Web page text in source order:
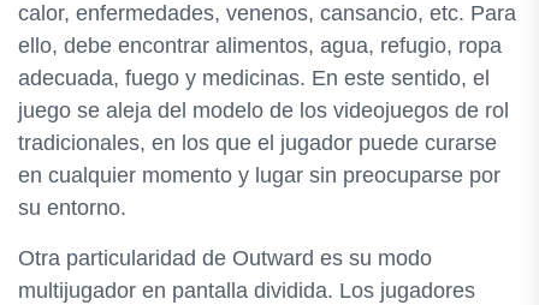
calor, enfermedades, venenos, cansancio, etc. Para
ello, debe encontrar alimentos, agua, refugio, ropa
adecuada, fuego y medicinas. En este sentido, el
juego se aleja del modelo de los videojuegos de rol
tradicionales, en los que el jugador puede curarse
en cualquier momento y lugar sin preocuparse por
su entorno.
Otra particularidad de Outward es su modo
multijugador en pantalla dividida. Los jugadores